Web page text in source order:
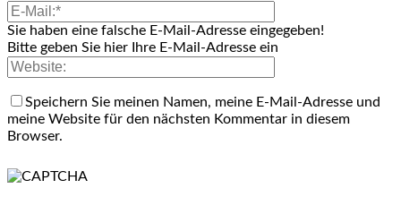
Sie haben eine falsche E-Mail-Adresse eingegeben!
Bitte geben Sie hier Ihre E-Mail-Adresse ein
Speichern Sie meinen Namen, meine E-Mail-Adresse und
meine Website für den nächsten Kommentar in diesem
Browser.